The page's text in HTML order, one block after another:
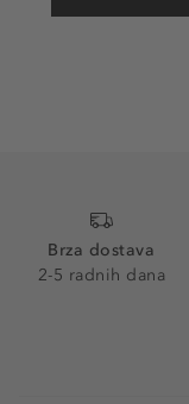
Brza dostava
2-5 radnih dana